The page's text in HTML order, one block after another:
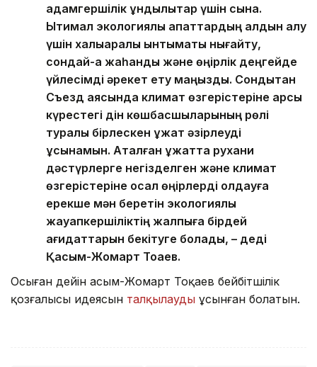
адамгершілік құндылықтар үшін сынақ.
Ықтимал экологиялық апаттардың алдын алу
үшін халықаралық ынтымақты нығайту,
сондай-ақ жаһандық және өңірлік деңгейде
үйлесімді әрекет ету маңызды. Сондықтан
Съезд аясында климат өзгерістеріне қарсы
күрестегі дін көшбасшыларының рөлі
туралы бірлескен құжат әзірлеуді
ұсынамын. Аталған құжатта рухани
дәстүрлерге негізделген және климат
өзгерістеріне осал өңірлерді қолдауға
ерекше мән беретін экологиялық
жауапкершіліктің жалпыға бірдей
қағидаттарын бекітуге болады, – деді
Қасым-Жомарт Тоқаев.
Осыған дейін Қасым-Жомарт Тоқаев бейбітшілік
қозғалысы идеясын талқылауды ұсынған болатын.